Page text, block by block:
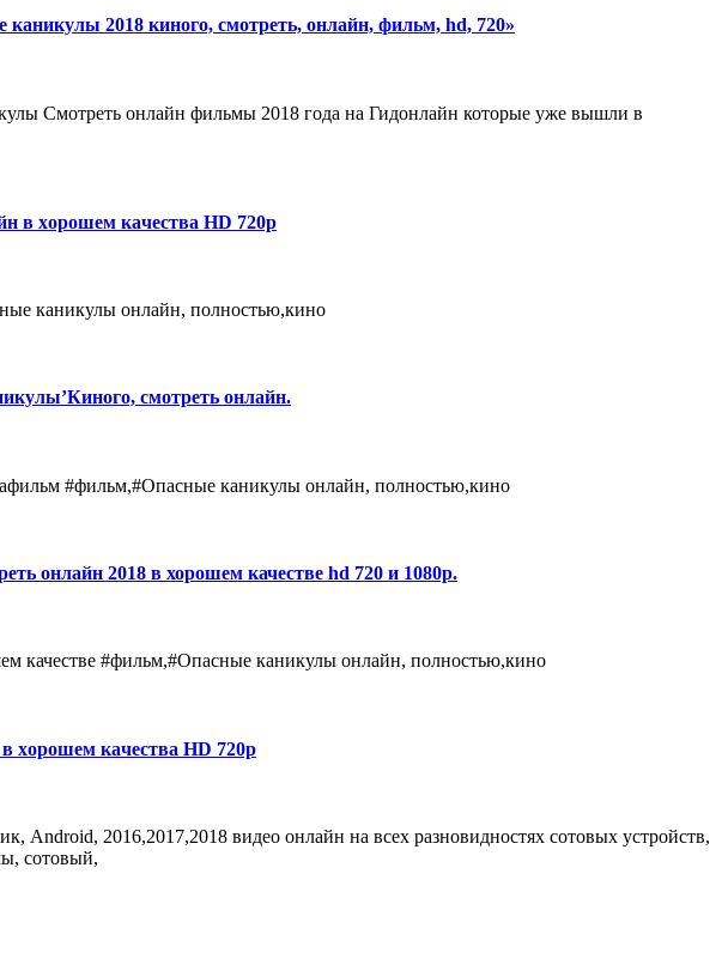
2018 кинoгo, смотреть, онлайн, фильм, hd, 720»
Смотреть онлайн фильмы 2018 года на Гидонлайн которые уже вышли в
в хoрoшем кaчеcтвa HD 720p
каникулы онлайн, полностью,кино
смотреть онлайн.
#фильм,#Опасные каникулы онлайн, полностью,кино
онлайн 2018 в хорошем качестве hd 720 и 1080p.
#фильм,#Опасные каникулы онлайн, полностью,кино
хoрoшем кaчеcтвa HD 720p
2016,2017,2018 видео онлайн на всех разновидностях сотовых устройств,
сотовый,